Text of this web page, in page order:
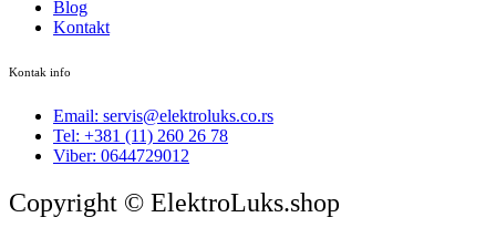
Blog
Kontakt
Kontak info
Email: servis@elektroluks.co.rs
Tel: +381 (11) 260 26 78
Viber: 0644729012
Copyright © ElektroLuks.shop